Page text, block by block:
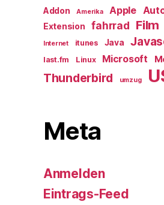
Addon Amerika Apple
Extension fahrrad Film
Internet itunes Java
last.fm Linux Microsoft
Thunderbird umzug
Meta
Anmelden
Eintrags-Feed